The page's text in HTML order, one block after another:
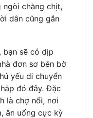
ngòi chằng chịt,
dân cũng gắn
bạn sẽ có dịp
đơn sơ bên bờ
yếu di chuyển
đó đây. Đặc
là chợ nổi, nơi
ăn uống cực kỳ